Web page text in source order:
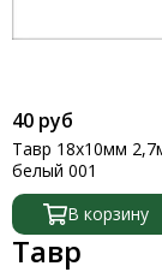
Швеллеры
Уголки
40 руб
Тавр 18х10мм
белый 001
В корзину
Тавр